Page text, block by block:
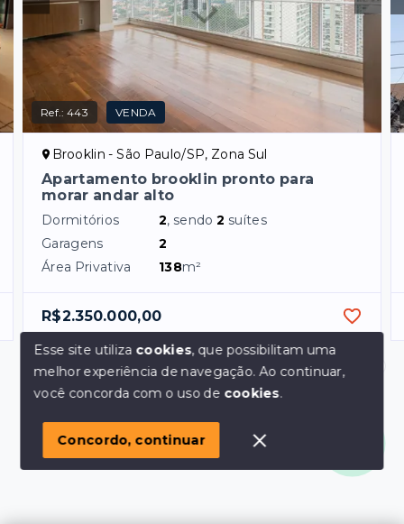
Ref.:443 VENDA
Brooklin - São Paulo/SP, Zona Sul
Apartamento brooklin pronto para
morar andar alto
Dormitórios 2, sendo2 suítes
Garagens
2
Área Privativa
138m²
R$2.350.000,00
Olá! em posso ajudar?
Esse site utiliza cookies, que possibilitam uma
melhor experiência de navegação.Ao continuar,
você concorda com o uso de cookies.
Concordo, continuar